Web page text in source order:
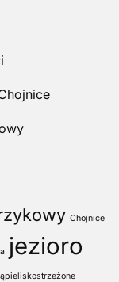
Chojnice
jezioro